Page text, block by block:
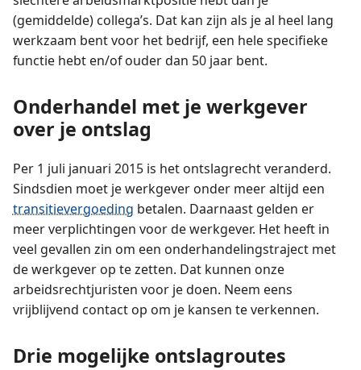
(gemiddelde) collega’s. Dat kan zijn als je al heel lang
werkzaam bent voor het bedrijf, een hele specifieke
functie hebt en/of ouder dan 50 jaar bent.
Onderhandel met je werkgever
over je ontslag
Per 1 juli januari 2015 is het ontslagrecht veranderd.
Sindsdien moet je werkgever onder meer altijd een
transitievergoeding betalen. Daarnaast gelden er
meer verplichtingen voor de werkgever. Het heeft in
veel gevallen zin om een onderhandelingstraject met
de werkgever op te zetten. Dat kunnen onze
arbeidsrechtjuristen voor je doen. Neem eens
vrijblijvend contact op om je kansen te verkennen.
Drie mogelijke ontslagroutes